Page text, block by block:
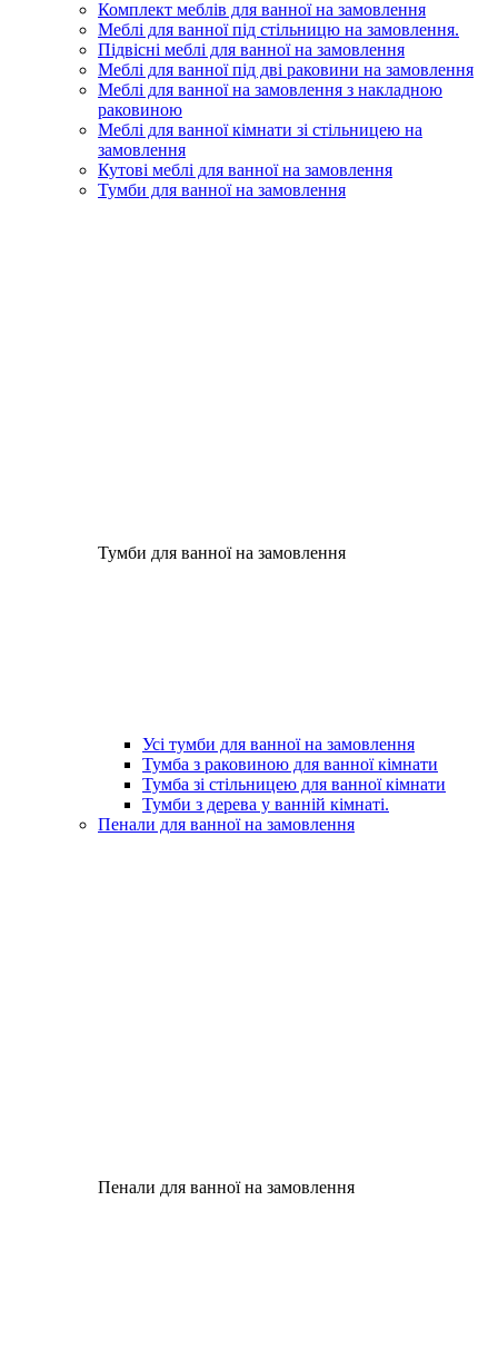
Комплект меблів для ванної на замовлення
Меблі для ванної під стільницю на замовлення.
Підвісні меблі для ванної на замовлення
Меблі для ванної під дві раковини на замовлення
Меблі для ванної на замовлення з накладною
раковиною
Меблі для ванної кімнати зі стільницею на
замовлення
Кутові меблі для ванної на замовлення
Тумби для ванної на замовлення
Тумби для ванної на замовлення
Усі тумби для ванної на замовлення
Тумба з раковиною для ванної кімнати
Тумба зі стільницею для ванної кімнати
Тумби з дерева у ванній кімнаті.
Пенали для ванної на замовлення
Пенали для ванної на замовлення